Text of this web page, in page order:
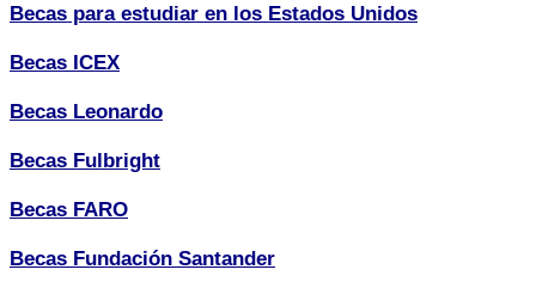
Becas para estudiar en los Estados Unidos
Becas ICEX
Becas Leonardo
Becas Fulbright
Becas FARO
Becas Fundación Santander